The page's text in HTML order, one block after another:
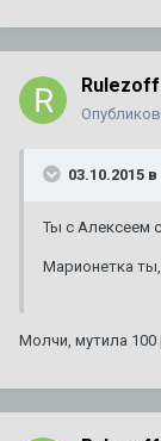
Rulezoff
03.10.2015
Ты с Алексеем
Марионетка
Молчи, мутила 100